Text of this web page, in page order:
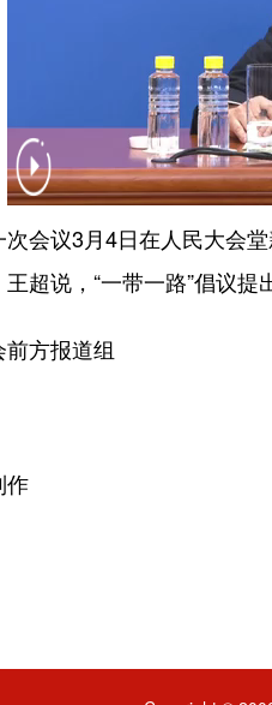
议3月4日在人民大会堂
超说，“一带一路”倡议提
方报道组